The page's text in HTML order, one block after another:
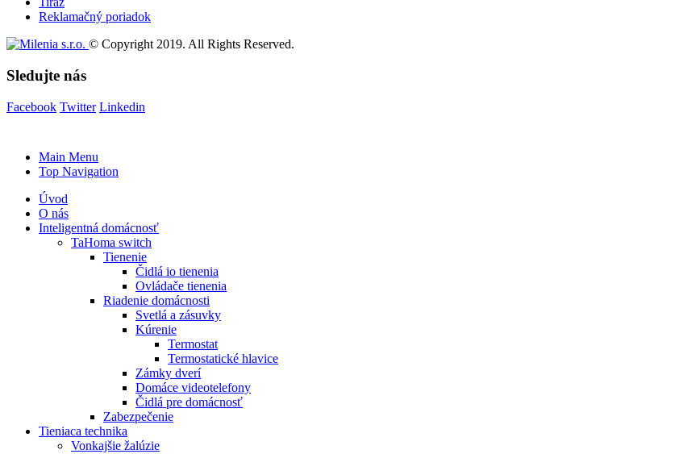
Reklamačný poriadok
© Copyright 2019. All Rights Reserved.
Sledujte nás
Facebook Twitter Linkedin
Main Menu
Top Navigation
Úvod
O nás
Inteligentná domácnosť
TaHoma switch
Tienenie
Čidlá io tienenia
Ovládače tienenia
Riadenie domácnosti
Svetlá a zásuvky
Kúrenie
Termostat
Termostatické hlavice
Zámky dverí
Domáce videotelefony
Čidlá pre domácnosť
Zabezpečenie
Tieniaca technika
Vonkajšie žalúzie